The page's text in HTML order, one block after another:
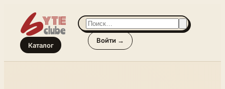
Каталог
Войти →